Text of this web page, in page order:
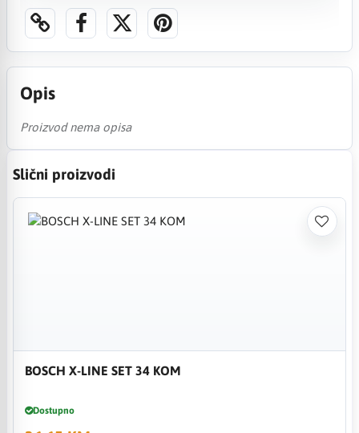
Opis
Proizvod nema opisa
Slični proizvodi
BOSCH X-LINE SET 34 KOM
Dostupno